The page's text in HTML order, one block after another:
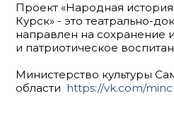
Проект «Народная
Курск» - это театрально-
направлен на сохранение
и патриотическое
Министерство культуры
области https://vk.com/